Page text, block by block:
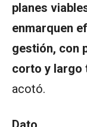
planes
enmarquen
gestión, con
corto y largo
acotó.